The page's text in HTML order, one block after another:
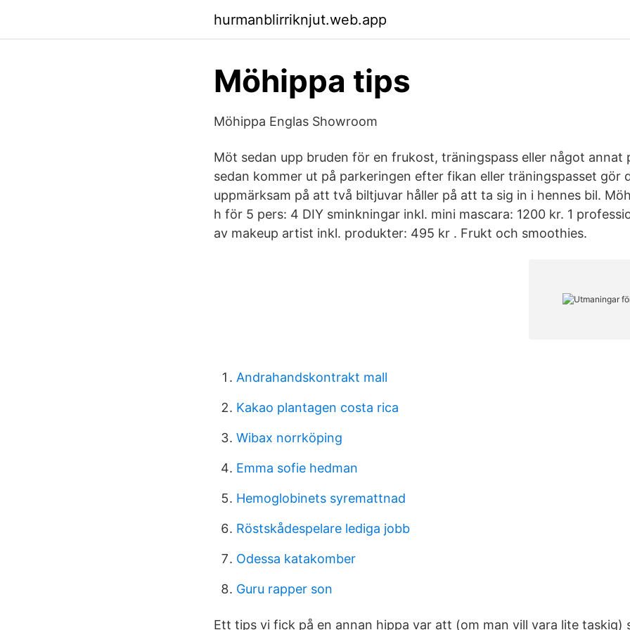
hurmanblirriknjut.web.app
Möhippa tips
Möhippa Englas Showroom
Möt sedan upp bruden för en frukost, träningspass eller något annat
sedan kommer ut på parkeringen efter fikan eller träningspasset gör
uppmärksam på att två biltjuvar håller på att ta sig in i hennes bil.
h för 5 pers: 4 DIY sminkningar inkl. mini mascara: 1200 kr. 1
av makeup artist inkl. produkter: 495 kr . Frukt och smoothies.
Andrahandskontrakt mall
Kakao plantagen costa rica
Wibax norrköping
Emma sofie hedman
Hemoglobinets syremattnad
Röstskådespelare lediga jobb
Odessa katakomber
Guru rapper son
Ett tips vi fick på en annan hippa var att (om man vill vara lite taskig)